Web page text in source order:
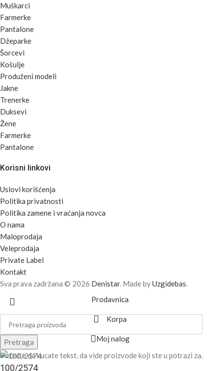
Muškarci
Farmerke
Pantalone
Džeparke
Šorcevi
Košulje
Produženi modeli
Jakne
Trenerke
Duksevi
Žene
Farmerke
Pantalone
Korisni linkovi
Uslovi korišćenja
Politika privatnosti
Politika zamene i vraćanja novca
O nama
Maloprodaja
Veleprodaja
Private Label
Kontakt
Sva prava zadržana © 2026 Denistar. Made byUzgidebas.
Pretraga
Počnite da kucate tekst, da vide proizvode koji ste u potrazi za.
Prodavnica
Korpa
Moj nalog
100/2574